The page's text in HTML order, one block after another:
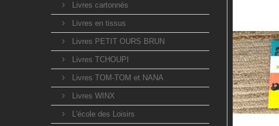
Livres cartonnés
Livres en tissus
Livres PETIT OURS BRUN
Livres TCHOUPI
Livres TOM-TOM et NANA
Livres WINX
L'école des Loisirs